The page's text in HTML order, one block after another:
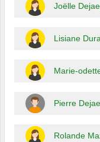
Joëlle
Lisiane
Marie-
Pierre
Rolande